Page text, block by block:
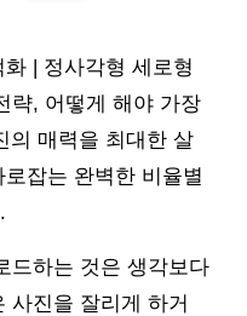
| 정사각형 세로형
략, 어떻게 해야 가장
의 매력을 최대한 살
잡는 완벽한 비율별
드하는 것은 생각보다
사진을 잘리게 하거